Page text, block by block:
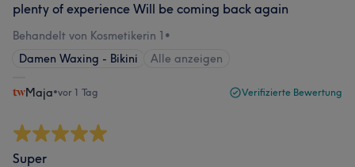
plenty of experience Will be coming back again
Behandelt von Kosmetikerin 1 •
Damen Waxing - Bikini
Alle anzeigen
Maja•vor 1 Tag Verifizierte Bewertung
Super